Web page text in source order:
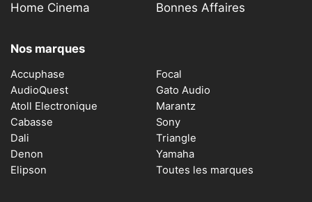
Home Cinema
Bonnes Affaires
Nos marques
Accuphase
AudioQuest
Atoll Electronique
Cabasse
Dali
Denon
Elipson
Focal
Gato Audio
Marantz
Sony
Triangle
Yamaha
Toutes les marques